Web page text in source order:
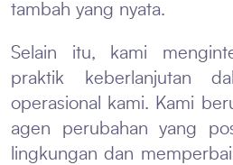
tambah yang nyata.
Selain itu, kami
praktik keberlanjutan
operasional kami. Kami
agen perubahan yang
lingkungan dan